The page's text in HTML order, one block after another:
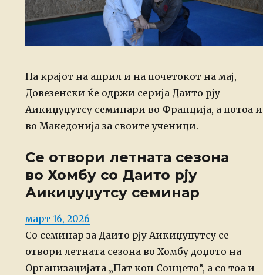
На крајот на април и на почетокот на мај,
Довезенски ќе одржи серија Даито рју
Аикиџуџутсу семинари во Франција, а потоа и
во Македонија за своите ученици.
Се отвори летната сезона
во Хомбу со Даито рју
Аикиџуџутсу семинар
Posted
on
март 16, 2026
Со семинар за Даито рју Аикиџуџутсу се
отвори летната сезона во Хомбу доџото на
Организацијата „Пат кон Сонцето“, а со тоа и